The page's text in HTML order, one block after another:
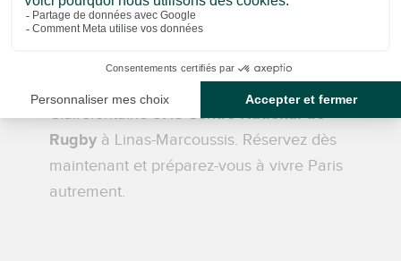
des quartiers commeMontmartre, la
Butte-aux-CaillesouBastille
la découverte de sites emblématiques
Clairefontaine et leCentre National de
Rugby à Linas-Marcoussis. Réservez dès
maintenant et préparez-vous à vivre Paris
autrement.